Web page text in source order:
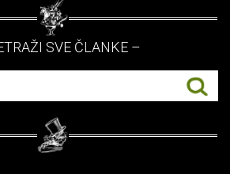
SVE ČLANKE –